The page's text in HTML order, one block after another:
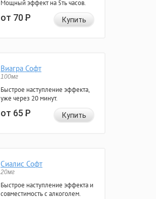
Мощный эффект на 5ть часов.
от 70Р Купить
Виагра Софт
100мг
Быстрое наступление эффекта,
уже через 20 минут.
от 65Р Купить
Сиалис Софт
20мг
Быстрое наступление эффекта и
совместимость с алкоголем.